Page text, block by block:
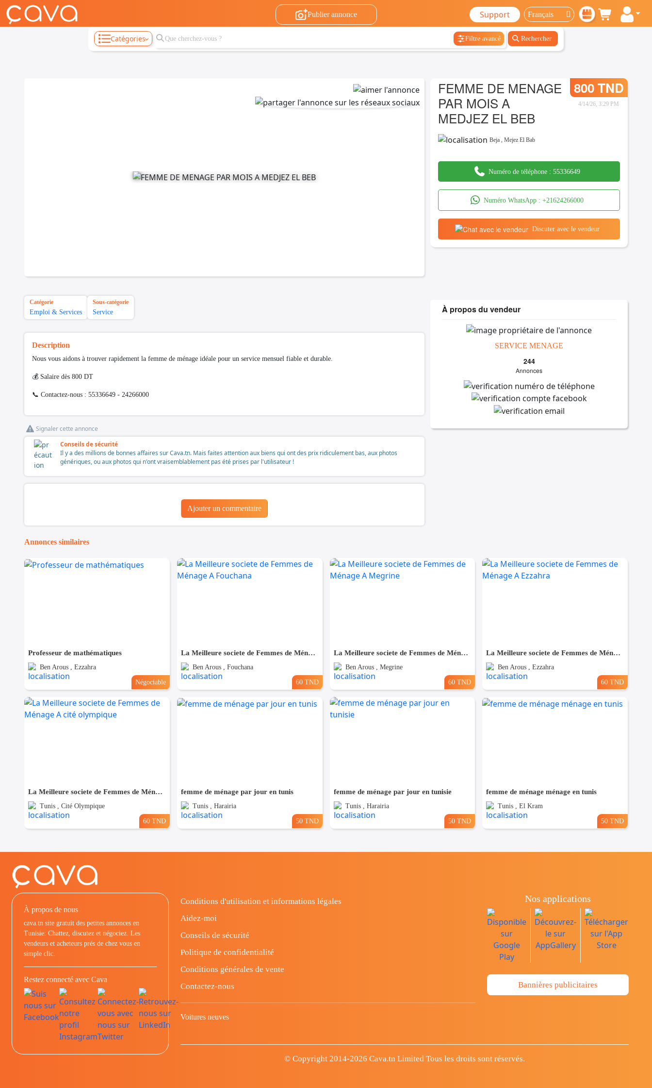
Publier annonce Support
Catégories Filtre avancé Rechercher
FEMME DE MENAGE
PAR MOIS A
MEDJEZ EL BEB
800 TND
4/14/26, 3:29 PM
Beja ,Mejez El Bab
Numéro de téléphone : 55336649
Numéro WhatsApp : +21624266000
Discuter avec le vendeur
Catégorie
Emploi & Services
Sous-catégorie
Service
Description
Nous vous aidons à trouver rapidement la femme de ménage idéale pour un service mensuel fiable et durable.
💰 Salaire dès 800 DT
📞 Contactez-nous : 55336649 - 24266000
Signaler cette annonce
Conseils de sécurité
Il y a des millions de bonnes affaires sur Cava.tn. Mais faites attention aux biens qui ont des prix ridiculement bas, aux photos
génériques, ou aux photos qui n'ont vraisemblablement pas été prises par l'utilisateur !
Ajouter un commentaire
À propos du vendeur
SERVICE MENAGE
244
Annonces
Annonces similaires
Professeur de mathématiques
Ben Arous , Ezzahra
Négociable
La Meilleure societe de Femmes de Ménage A Fouchana
Ben Arous , Fouchana
60 TND
La Meilleure societe de Femmes de Ménage A Megrine
Ben Arous , Megrine
60 TND
La Meilleure societe de Femmes de Ménage A Ezzahra
Ben Arous , Ezzahra
60 TND
La Meilleure societe de Femmes de Ménage A cité olympique
Tunis , Cité Olympique
60 TND
femme de ménage par jour en tunis
Tunis , Harairia
50 TND
femme de ménage par jour en tunisie
Tunis , Harairia
50 TND
femme de ménage ménage en tunis
Tunis , El Kram
50 TND
À propos de nous
cava.tn site gratuit des petites annonces en
Tunisie: Chattez, discutez et négociez. Les
vendeurs et acheteurs prés de chez vous en
simple clic.
Restez connecté avec Cava
Conditions d'utilisation et informations légales
Aidez-moi
Conseils de sécurité
Politique de confidentialité
Conditions générales de vente
Contactez-nous
Voitures neuves
Nos applications
Bannières publicitaires
© Copyright 2014-2026 Cava.tn Limited Tous les droits sont réservés.